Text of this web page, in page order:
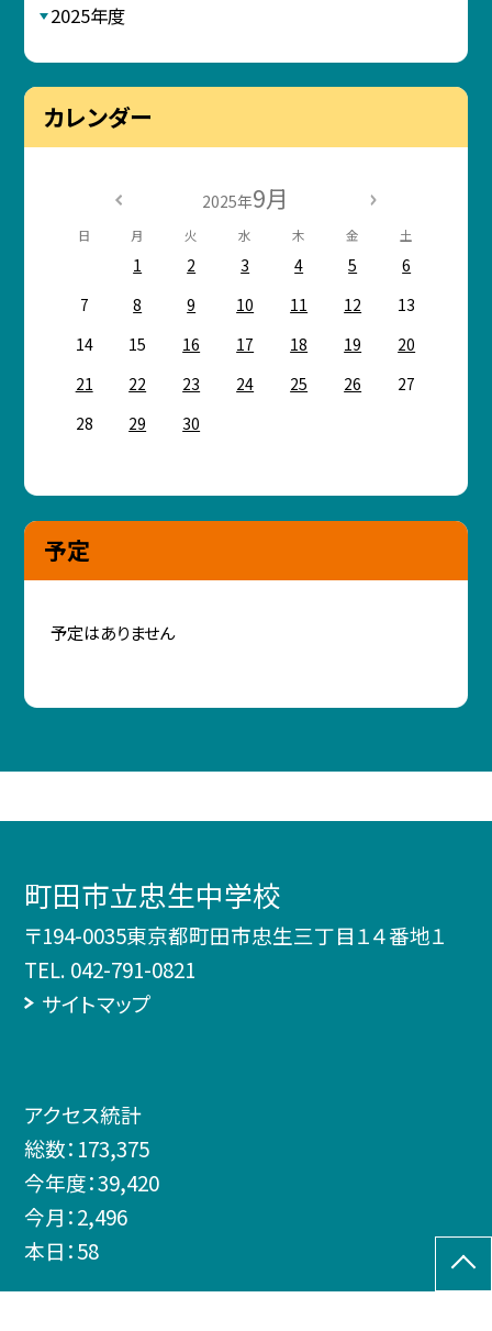
2025年度
カレンダー
2025年9月
日 月 火 水 木 金 土
1 2 3 4 5
6
7
8 9 10 11 12
13
14
15 16 17 18 19
20
21
22 23 24 25 26
27
28
29 30
予定
予定はありません
町田市立忠生中学校
〒194-0035東京都町田市忠生三丁目１４番地１
TEL. 042-791-0821
サイトマップ
アクセス統計
総数： 173,375
今年度：39,420
今月：2,496
本日：58